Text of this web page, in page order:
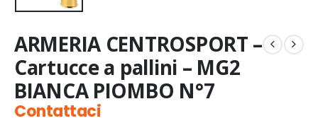
ARMERIA CENTROSPORT –
Cartucce a pallini – MG2
BIANCA PIOMBO N°7
Contattaci